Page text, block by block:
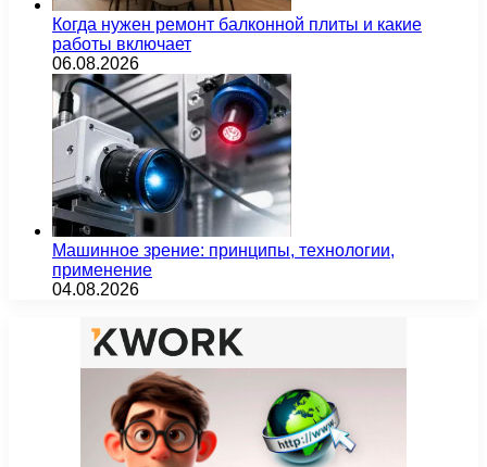
Когда нужен ремонт балконной плиты и какие
работы включает
06.08.2026
Машинное зрение: принципы, технологии,
применение
04.08.2026